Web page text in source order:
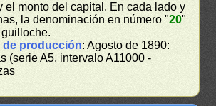
el monto del capital. En cada lado y
la denominación en número "20"
de producción: Agosto de 1890:
(serie A5, intervalo A11000 -